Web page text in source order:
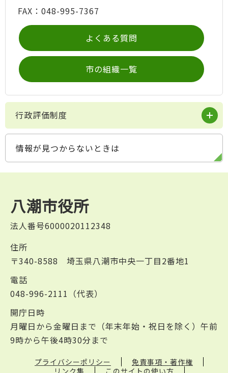
FAX：048-995-7367
よくある質問
市の組織一覧
行政評価制度
情報が見つからないときは
八潮市役所
法人番号6000020112348
住所
〒340-8588 埼玉県八潮市中央一丁目2番地1
電話
048-996-2111（代表）
開庁日時
月曜日から金曜日まで（年末年始・祝日を除く）午前
9時から午後4時30分まで
プライバシーポリシー
免責事項・著作権